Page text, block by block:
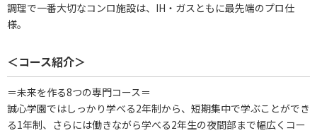
調理で一番大切なコンロ施設は、IH・ガスともに最先端のプロ仕
様。
＜コース紹介＞
＝未来を作る8つの専門コース＝
誠心学園ではしっかり学べる2年制から、短期集中で学ぶことができ
る1年制、さらには働きながら学べる2年生の夜間部まで幅広くコー